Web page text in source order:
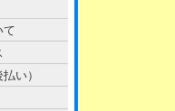
て
い）